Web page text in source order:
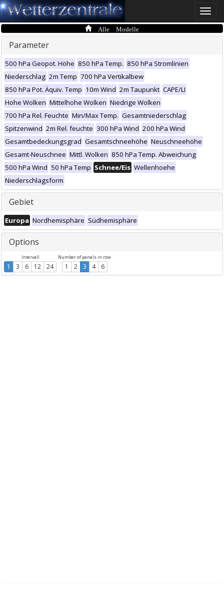
Toggle
Alle Modelle
Parameter
500 hPa Geopot. Höhe 850 hPa Temp. 850 hPa Stromlinien
Niederschlag 2m Temp 700 hPa Vertikalbew
850 hPa Pot. Äquiv. Temp 10m Wind 2m Taupunkt CAPE/LI
Hohe Wolken Mittelhohe Wolken Niedrige Wolken
700 hPa Rel. Feuchte Min/Max Temp. Gesamtniederschlag
Spitzenwind 2m Rel. feuchte 300 hPa Wind 200 hPa Wind
Gesamtbedeckungsgrad Gesamtschneehöhe Neuschneehöhe
Gesamt-Neuschnee Mittl. Wolken 850 hPa Temp. Abweichung
500 hPa Wind 50 hPa Temp Schnee/Eis Wellenhoehe
Niederschlagsform
Gebiet
Europa Nordhemisphäre Südhemisphäre
Options
Intervall
1 3 6 12 24
Number of panels in row
1 2 3 4 6